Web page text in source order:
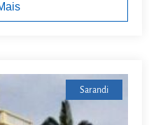
Sarandi